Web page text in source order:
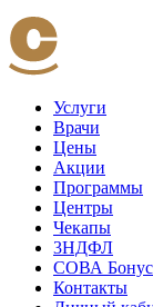
Услуги
Врачи
Цены
Акции
Программы
Центры
Чекапы
3НДФЛ
СОВА Бонус
Контакты